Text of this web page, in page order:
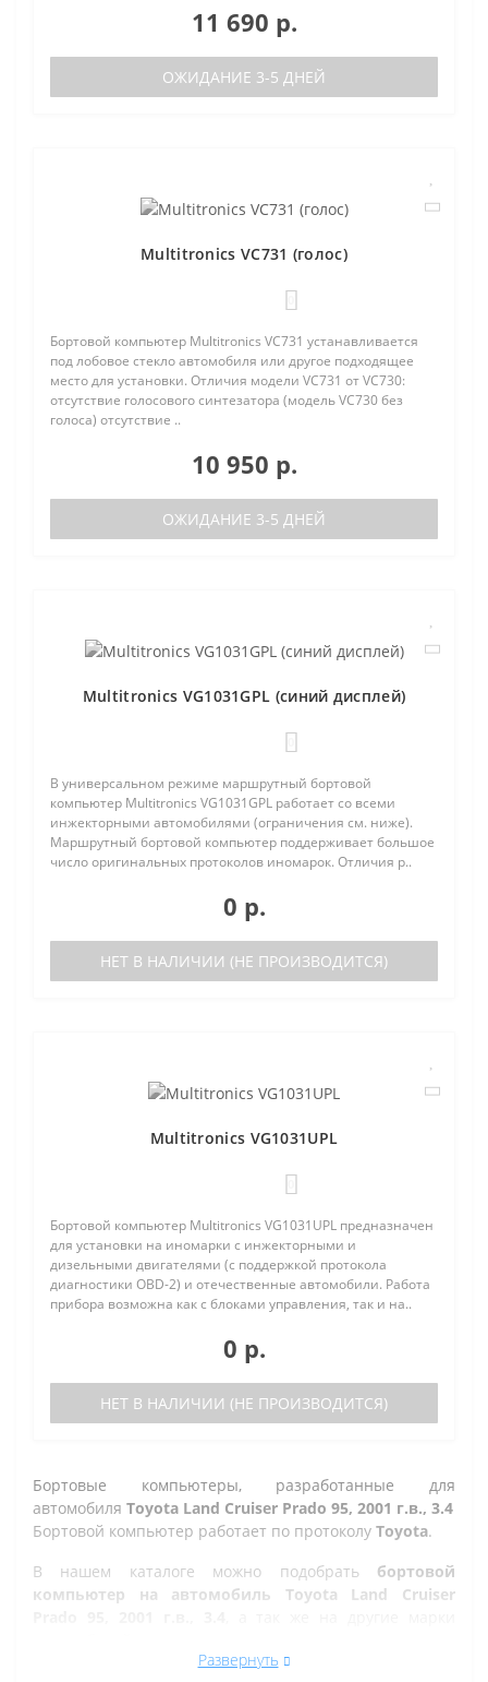
11 690 р.
ОЖИДАНИЕ 3-5 ДНЕЙ
Multitronics VC731 (голос)
Бортовой компьютер Multitronics VC731 устанавливается
под лобовое стекло автомобиля или другое подходящее
место для установки. Отличия модели VC731 от VC730:
отсутствие голосового синтезатора (модель VC730 без
голоса) отсутствие ..
10 950 р.
ОЖИДАНИЕ 3-5 ДНЕЙ
Multitronics VG1031GPL (синий дисплей)
В универсальном режиме маршрутный бортовой
компьютер Multitronics VG1031GPL работает со всеми
инжекторными автомобилями (ограничения см. ниже).
Маршрутный бортовой компьютер поддерживает большое
число оригинальных протоколов иномарок. Отличия р..
0 р.
НЕТ В НАЛИЧИИ (НЕ ПРОИЗВОДИТСЯ)
Multitronics VG1031UPL
Бортовой компьютер Multitronics VG1031UPL предназначен
для установки на иномарки с инжекторными и
дизельными двигателями (с поддержкой протокола
диагностики OBD-2) и отечественные автомобили. Работа
прибора возможна как с блоками управления, так и на..
0 р.
НЕТ В НАЛИЧИИ (НЕ ПРОИЗВОДИТСЯ)
Бортовые компьютеры, разработанные для
автомобиля Toyota Land Cruiser Prado 95, 2001 г.в., 3.4
Бортовой компьютер работает по протоколу Toyota.
В нашем каталоге можно подобрать бортовой
компьютер на автомобиль Toyota Land Cruiser
Развернуть